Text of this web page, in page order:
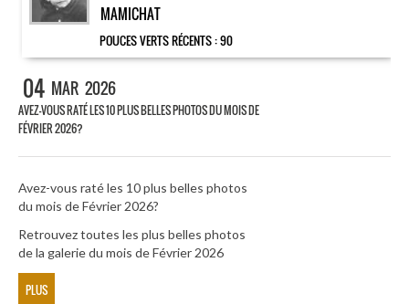
MAMICHAT
POUCES VERTS RÉCENTS :90
04 MAR 2026
AVEZ-VOUS RATÉ LES 10 PLUS BELLES PHOTOS DU MOIS DE
FÉVRIER 2026?
Avez-vous raté les 10 plus belles photos
du mois de Février 2026?
Retrouvez toutes les plus belles photos
de la galerie du mois de Février 2026
PLUS